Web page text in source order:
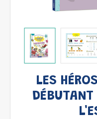
LES